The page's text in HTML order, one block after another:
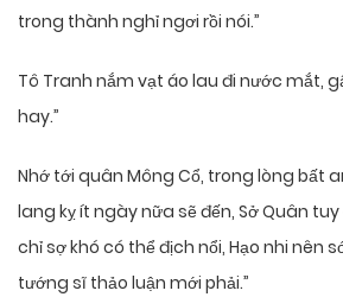
trong thành nghỉ ngơi rồi nói.”
Tô Tranh nắm vạt áo lau đi nước mắt,
hay.”
Nhớ tới quân Mông Cổ, trong lòng bất
lang kỵ ít ngày nữa sẽ đến, Sở Quân
chỉ sợ khó có thể địch nổi, Hạo nhi nên
tướng sĩ thảo luận mới phải.”